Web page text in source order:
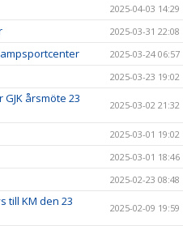
2025-04-03 14:29
2025-03-31 22:08
2025-03-24 06:57
2025-03-23 19:02
årsmöte 23
2025-03-02 21:32
2025-03-01 19:02
2025-03-01 18:46
2025-02-23 08:48
till KM den 23
2025-02-09 19:59